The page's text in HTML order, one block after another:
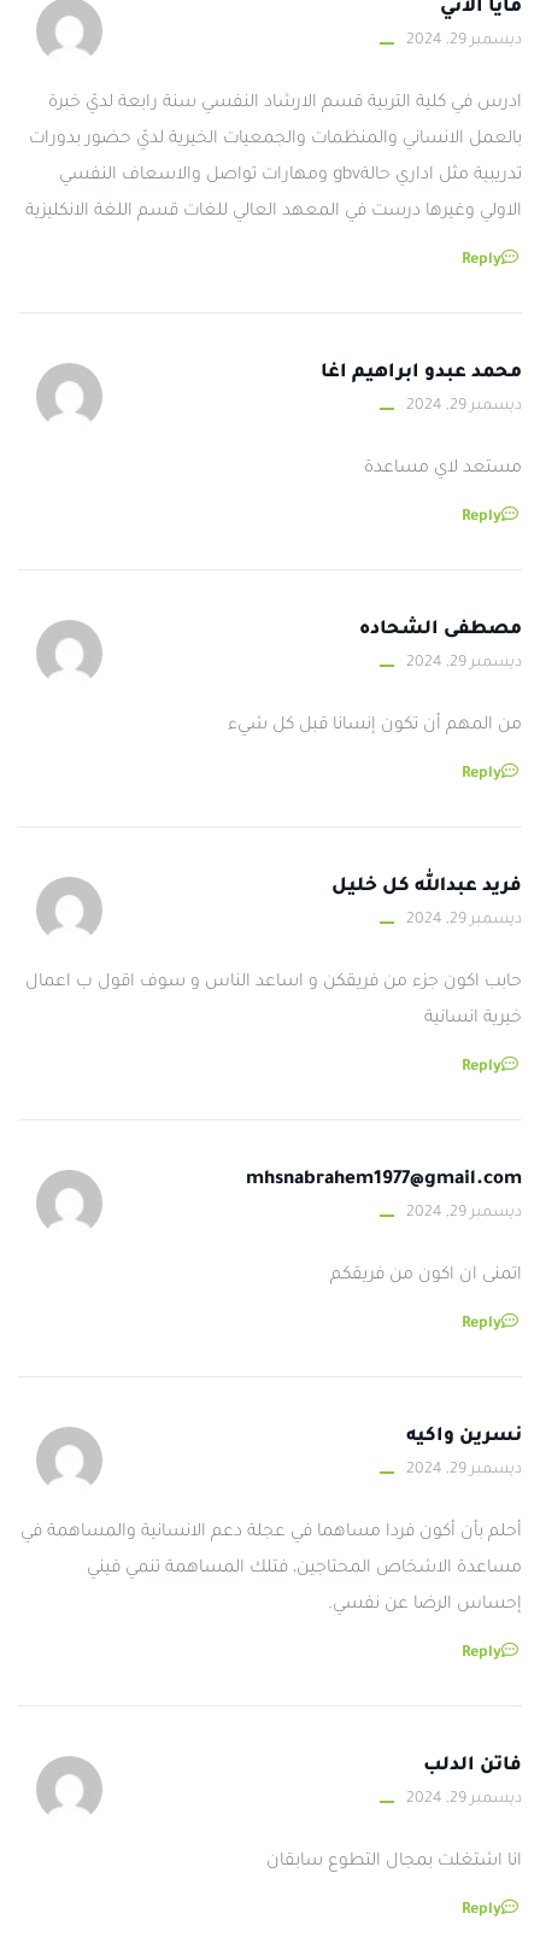
مايا آلاتي
ديسمبر 29, 2024
ادرس في كلية التربية قسم الارشاد النفسي سنة رابعة لديّ خبرة
بالعمل الانساني والمنظمات والجمعيات الخيرية لديّ حضور بدورات
تدريبية مثل اداري حالةgbv ومهارات تواصل والاسعاف النفسي
الاولي وغيرها درست في المعهد العالي للغات قسم اللغة الانكليزية
Reply
محمد عبدو ابراهيم اغا
ديسمبر 29, 2024
مستعد لاي مساعدة
Reply
مصطفى الشحاده
ديسمبر 29, 2024
من المهم أن تكون إنسانا قبل كل شيء
Reply
فريد عبدالله كل خليل
ديسمبر 29, 2024
حابب اكون جزء من فريقكن و اساعد الناس و سوف اقول ب اعمال
خيرية انسانية
Reply
mhsnabrahem1977@gmail.com
ديسمبر 29, 2024
اتمنى ان اكون من فريقكم
Reply
نسرين واكيه
ديسمبر 29, 2024
أحلم بأن أكون فردا مساهما في عجلة دعم الانسانية والمساهمة في
مساعدة الاشخاص المحتاجين، فتلك المساهمة تنمي فيني
إحساس الرضا عن نفسي.
Reply
فاتن الدلب
ديسمبر 29, 2024
انا اشتغلت بمجال التطوع سابقان
Reply